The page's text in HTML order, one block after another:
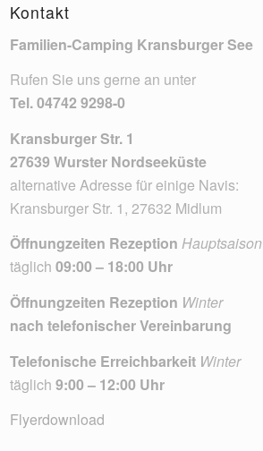
Kontakt
Familien-Camping Kransburger See
Rufen Sie uns gerne an unter
Tel.04742 9298-0
Kransburger Str. 1
27639 Wurster Nordseeküste
alternative Adresse für einige Navis:
Kransburger Str. 1, 27632 Midlum
Öffnungzeiten RezeptionHauptsaison
täglich 09:00 – 18:00 Uhr
Öffnungzeiten Rezeption Winter
nach telefonischer Vereinbarung
Telefonische Erreichbarkeit Winter
täglich 9:00 – 12:00 Uhr
Flyerdownload